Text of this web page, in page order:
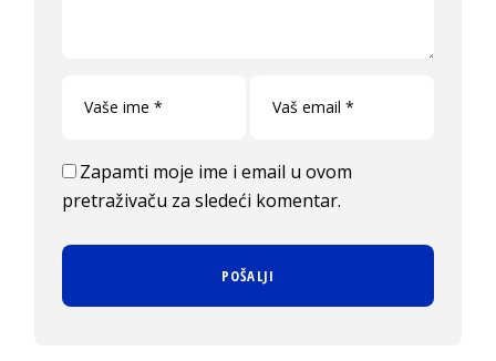
Zapamti moje ime i email u ovom
pretraživaču za sledeći komentar.